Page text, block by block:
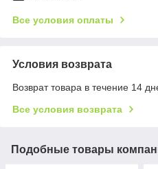
Все условия оплаты
Условия возврата
Возврат товара в течение 14
Все условия возврата
Подобные товары